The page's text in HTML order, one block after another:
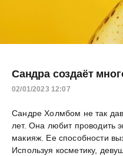
Сандра создаёт
02/01/2023 12:07
Сандре Холмбом не так
лет. Она любит проводить
макияж. Ее способности
Используя косметику,